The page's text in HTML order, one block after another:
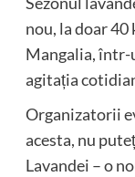
nou, la doar 40
Mangalia, într-
agitația
Organizatorii
acesta, nu
Lavandei – o